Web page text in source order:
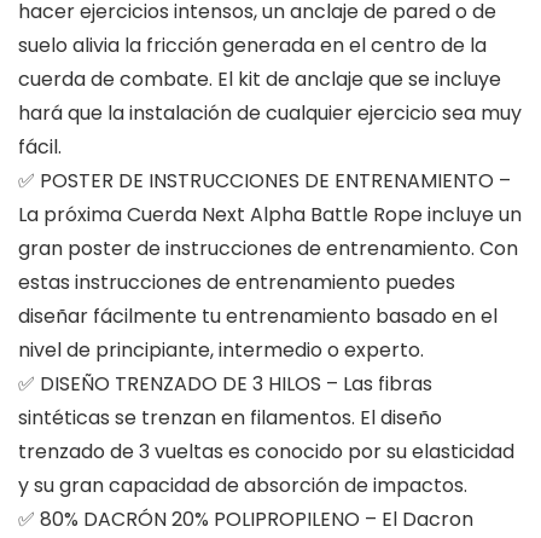
hacer ejercicios intensos, un anclaje de pared o de
suelo alivia la fricción generada en el centro de la
cuerda de combate. El kit de anclaje que se incluye
hará que la instalación de cualquier ejercicio sea muy
fácil.
✅ POSTER DE INSTRUCCIONES DE ENTRENAMIENTO –
La próxima Cuerda Next Alpha Battle Rope incluye un
gran poster de instrucciones de entrenamiento. Con
estas instrucciones de entrenamiento puedes
diseñar fácilmente tu entrenamiento basado en el
nivel de principiante, intermedio o experto.
✅ DISEÑO TRENZADO DE 3 HILOS – Las fibras
sintéticas se trenzan en filamentos. El diseño
trenzado de 3 vueltas es conocido por su elasticidad
y su gran capacidad de absorción de impactos.
✅ 80% DACRÓN 20% POLIPROPILENO – El Dacron